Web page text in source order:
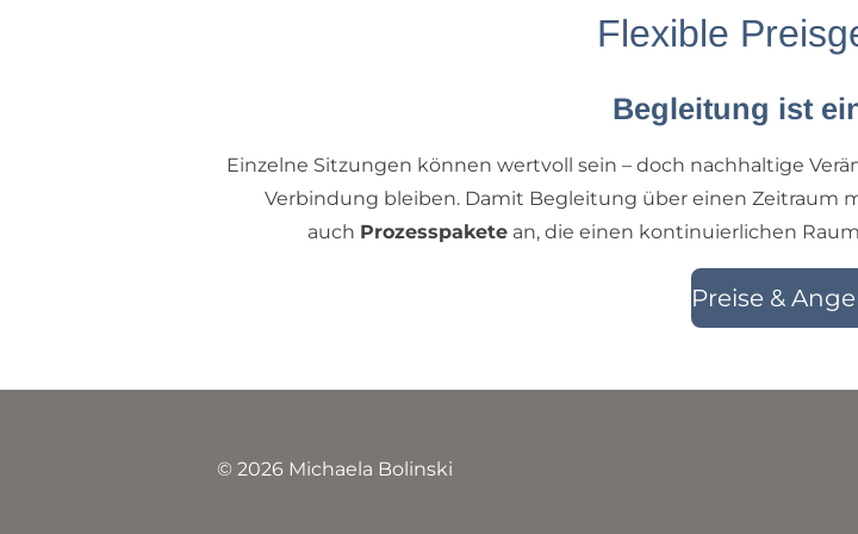
Flexible
Begleitung ist
Einzelne Sitzungen können wertvoll sein – doch nachhaltige
Verbindung bleiben. Damit Begleitung über einen Zeitraum
auch Prozesspakete an, die einen kontinuierlichen
Preise &
© 2026 Michaela Bolinski